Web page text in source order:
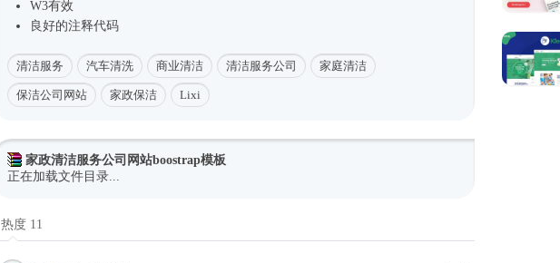
W3有效
良好的注释代码
清洁服务 汽车清洗 商业清洁 清洁服务公司 家庭清洁
保洁公司网站 家政保洁 Lixi
家政清洁服务公司网站boostrap模板
正在加载文件目录...
热度 11